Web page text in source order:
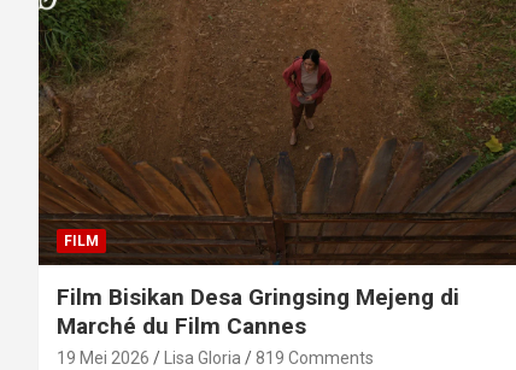
FILM
Film Bisikan Desa Gringsing Mejeng di
Marché du Film Cannes
19 Mei 2026 Lisa Gloria 819 Comments